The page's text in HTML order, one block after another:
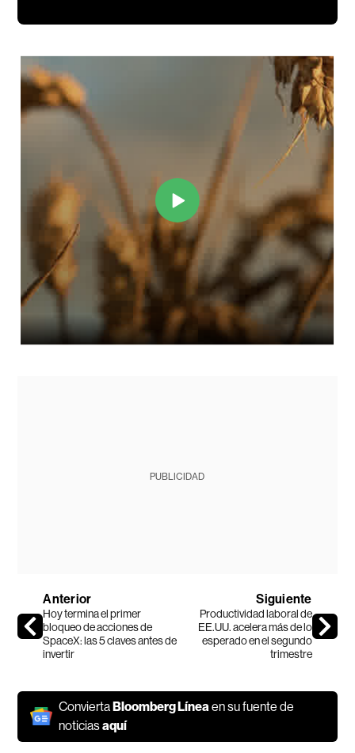
PUBLICIDAD
Anterior
Hoy termina el primer
bloqueo de acciones de
SpaceX: las 5 claves antes de
invertir
Siguiente
Productividad laboral de
EE.UU. acelera más de lo
esperado en el segundo
trimestre
ConviertaBloomberg Línea en su fuente de
noticiasaquí